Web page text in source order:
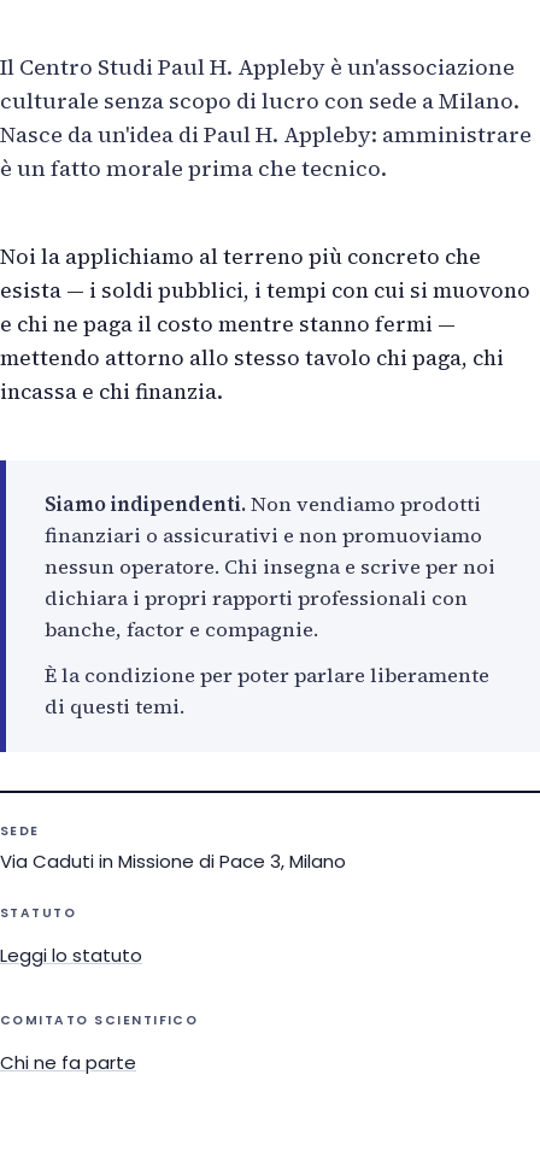
Il Centro Studi Paul H. Appleby è un'associazione
culturale senza scopo di lucro con sede a Milano.
Nasce da un'idea di Paul H. Appleby: amministrare
è un fatto morale prima che tecnico.
Noi la applichiamo al terreno più concreto che
esista — i soldi pubblici, i tempi con cui si muovono
e chi ne paga il costo mentre stanno fermi —
mettendo attorno allo stesso tavolo chi paga, chi
incassa e chi finanzia.
Siamo indipendenti.Non vendiamo prodotti
finanziari o assicurativi e non promuoviamo
nessun operatore. Chi insegna e scrive per noi
dichiara i propri rapporti professionali con
banche, factor e compagnie.
È la condizione per poter parlare liberamente
di questi temi.
SEDE
Via Caduti in Missione di Pace 3, Milano
STATUTO
Leggi lo statuto
COMITATO SCIENTIFICO
Chi ne fa parte